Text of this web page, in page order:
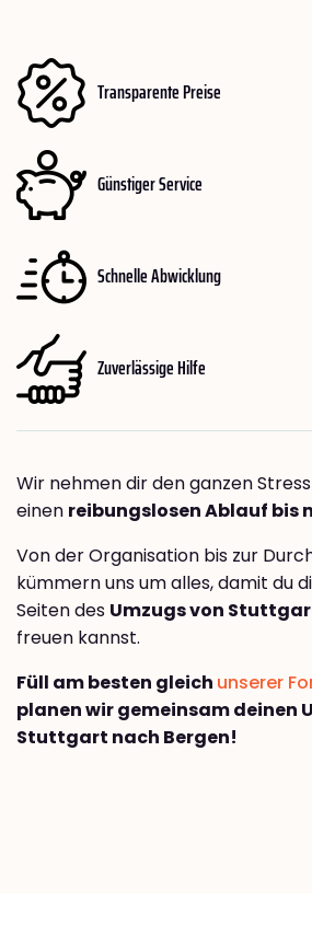
Transparente Preise
Günstiger Service
Schnelle Abwicklung
Zuverlässige Hilfe
Wir nehmen dir den ganzen
einen reibungslosen Ablauf bis
Von der Organisation bis zur
kümmern uns um alles, damit du
Seiten des Umzugs von
freuen kannst.
Füll am besten gleich unserer
planen wir gemeinsam deinen
Stuttgart nach Bergen!